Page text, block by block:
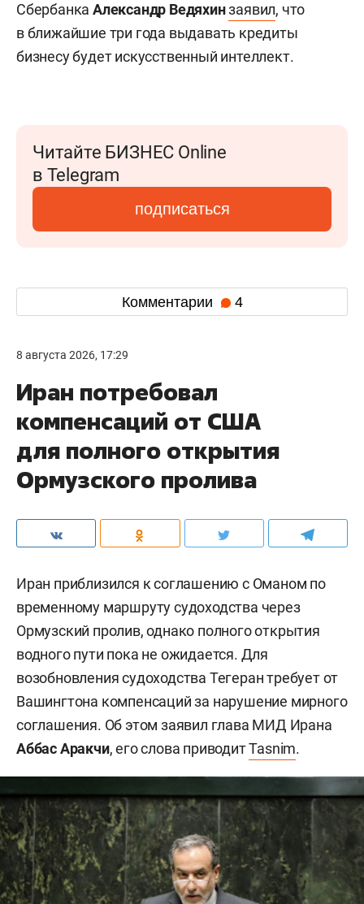
СбербанкаАлександр Ведяхинзаявил, что
в ближайшие три года выдавать кредиты
бизнесу будет искусственный интеллект.
Читайте БИЗНЕС Online
в Telegram
подписаться
Комментарии 4
8 августа 2026, 17:29
Иран потребовал
компенсаций от США
для полного открытия
Ормузского пролива
Иран приблизился к соглашению с Оманом по
временному маршруту судоходства через
Ормузский пролив, однако полного открытия
водного пути пока не ожидается. Для
возобновления судоходства Тегеран требует от
Вашингтона компенсаций за нарушение мирного
соглашения. Об этом заявил глава МИД Ирана
Аббас Аракчи, его слова приводитTasnim.